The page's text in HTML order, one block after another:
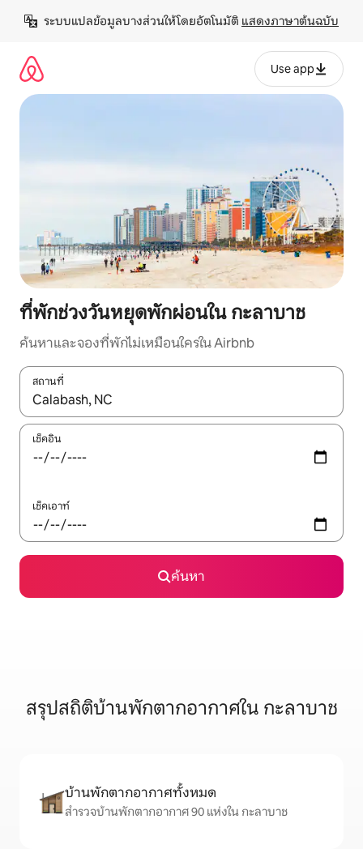
เนื้อหา
ระบบแปลข้อมูลบางส่วนให้โดยอัตโนมัติ แสดงภาษาต้นฉบับ
Use app
ที่พักช่วงวันหยุดพักผ่อนใน กะลาบาช
ค้นหาและจองที่พักไม่เหมือนใครใน Airbnb
สถานที่
ใช้ลูกศรขึ้นลง หรือใช้การสัมผัสหรือปัด เพื่อสำรวจผลการค้นหา
เช็คอิน
เช็คเอาท์
ค้นหา
สรุปสถิติบ้านพักตากอากาศใน กะลาบาช
บ้านพักตากอากาศทั้งหมด
สำรวจบ้านพักตากอากาศ 90 แห่งใน กะลาบาช